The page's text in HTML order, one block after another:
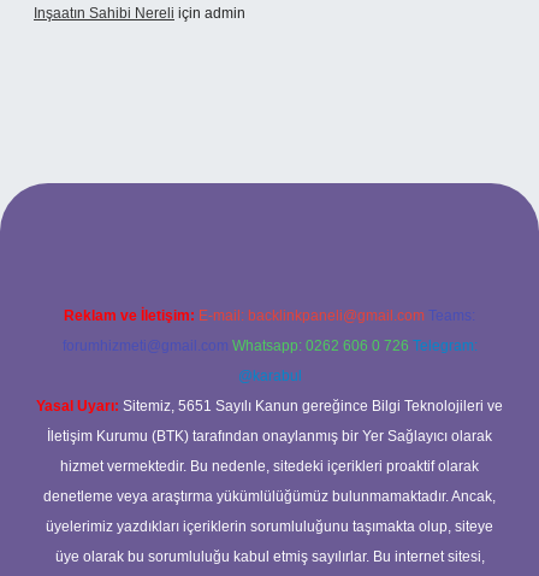
Inşaatın Sahibi Nereli için admin
Reklam ve İletişim: E-mail: backlinkpaneli@gmail.com Teams:
forumhizmeti@gmail.com Whatsapp: 0262 606 0 726 Telegram:
@karabul
Yasal Uyarı: Sitemiz, 5651 Sayılı Kanun gereğince Bilgi Teknolojileri ve
İletişim Kurumu (BTK) tarafından onaylanmış bir Yer Sağlayıcı olarak
hizmet vermektedir. Bu nedenle, sitedeki içerikleri proaktif olarak
denetleme veya araştırma yükümlülüğümüz bulunmamaktadır. Ancak,
üyelerimiz yazdıkları içeriklerin sorumluluğunu taşımakta olup, siteye
üye olarak bu sorumluluğu kabul etmiş sayılırlar. Bu internet sitesi,